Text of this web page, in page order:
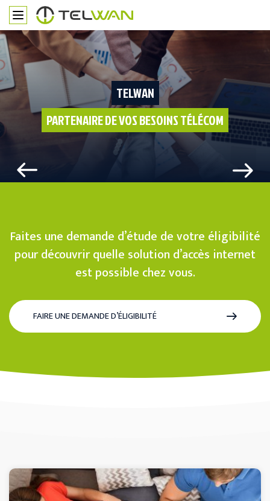
TELWAN
PARTENAIRE DE VOS BESOINS TÉLÉCOM
Faites une demande d’étude de votre éligibilité
pour découvrir quelle solution d’accès internet
est possible chez vous.
FAIRE UNE DEMANDE D’ÉLIGIBILITÉ